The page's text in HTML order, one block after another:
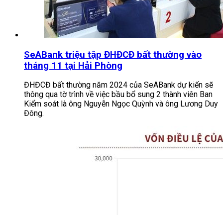
SeABank triệu tập ĐHĐCĐ bất thường vào
tháng 11 tại Hải Phòng
ĐHĐCĐ bất thường năm 2024 của SeABank dự kiến sẽ
thông qua tờ trình về việc bầu bổ sung 2 thành viên Ban
Kiểm soát là ông Nguyễn Ngọc Quỳnh và ông Lương Duy
Đông.